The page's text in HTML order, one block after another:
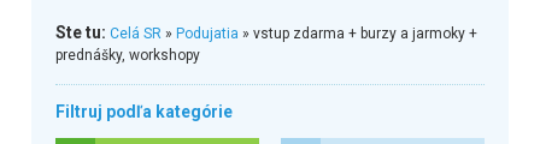
Ste tu: Celá SR» Podujatia » vstup zdarma + burzy a jarmoky +
prednášky, workshopy
Filtruj podľa kategórie